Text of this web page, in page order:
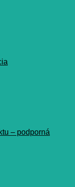
– podporná